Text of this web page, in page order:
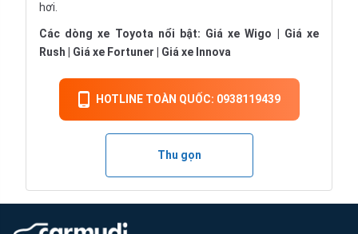
hơi.
Các dòng xe Toyota nổi bật: Giá xe Wigo
Giá xe
Rush
Giá xe Fortuner Giá xe Innova
HOTLINE TOÀN QUỐC: 0938119439
Thu gọn